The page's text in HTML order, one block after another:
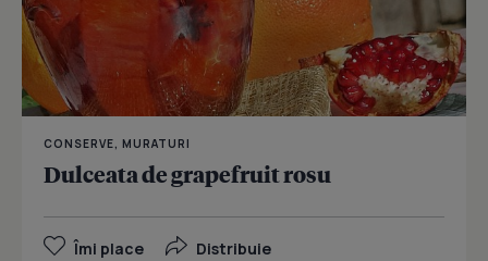
CONSERVE, MURATURI
Dulceata de grapefruit rosu
Îmi place Distribuie